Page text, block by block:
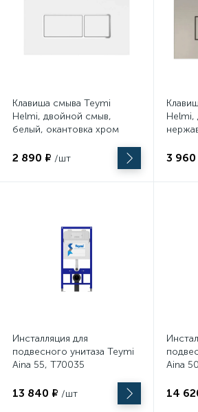
Клавиша смыва Teymi
Helmi, двойной смыв,
белый, окантовка хром
2 890 ₽ /шт
Helmi,
3 960
Инсталляция для
подвесного унитаза Teymi
Aina 55, T70035
13 840 ₽ /шт
Aina
14